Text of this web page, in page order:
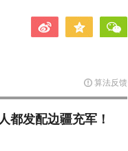
算法反馈
都发配边疆充军！